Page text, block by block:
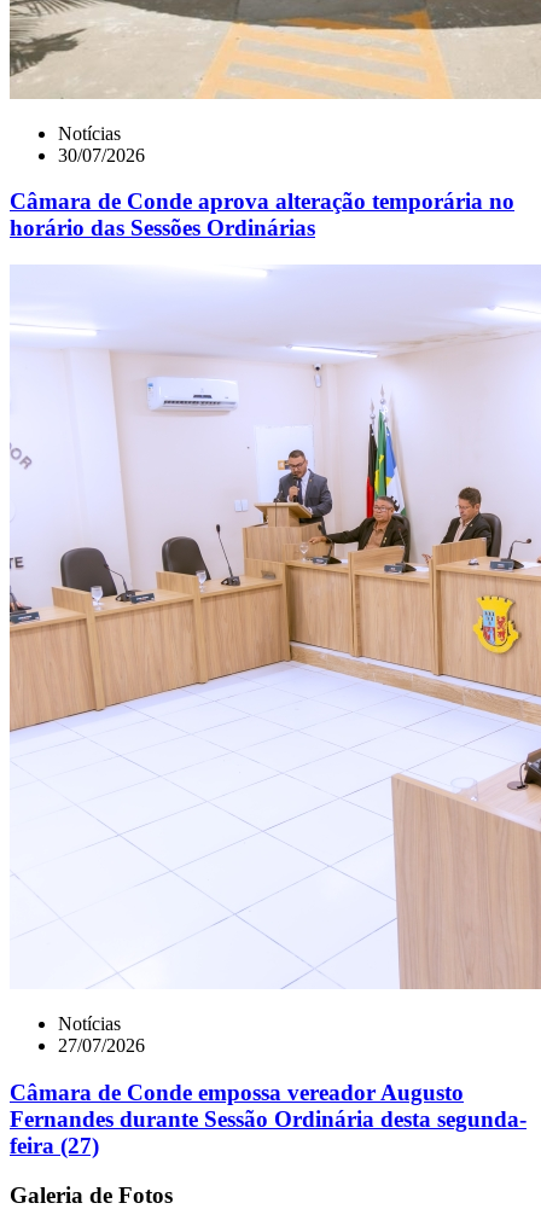
Notícias
30/07/2026
Câmara de Conde aprova alteração temporária no
horário das Sessões Ordinárias
Notícias
27/07/2026
Câmara de Conde empossa vereador Augusto
Fernandes durante Sessão Ordinária desta segunda-
feira (27)
Galeria de Fotos